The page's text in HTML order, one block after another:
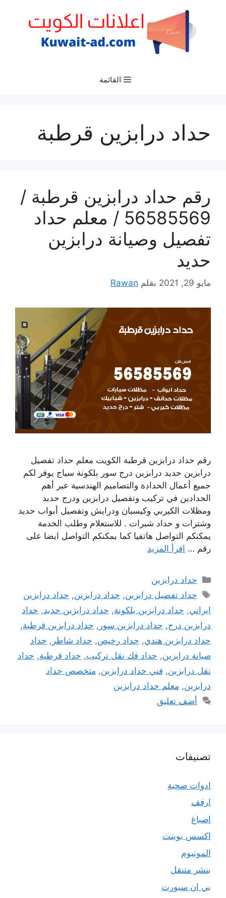
القائمة
حداد درابزين قرطبة
رقم حداد درابزين قرطبة /
56585569 / معلم حداد
تفصيل وصيانة درابزين
حديد
مايو 29, 2021 بقلم Rawan
رقم حداد درابزين قرطبة الكويت معلم حداد تفصيل
درابزين حديد درابزين درج سور بلكونة سياج يوفر لكم
جميع أعمال الحدادة والتصاميم الهندسية عبر أهم
الحدادين في تركيب وتفصيل درابزين ودرج حديد
ومظلات الكيربي وكيسبان ودرايش وتفصيل أبواب حديد
وشترات و حداد شبرات . للاستعلام وطلب الخدمة
يمكنكم التواصل هاتفيا كما يمكنكم التواصل ايضا على
رقم … اقرأ المزيد
التصنيفات
حداد درابزين
الوسوم
حداد تفصيل درابزين, حداد درابزين, حداد درابزين
ايراني, حداد درابزين بلكونة, حداد درابزين حديد, حداد
درابزين درج, حداد درابزين سور , حداد درابزين قرطبة,
حداد درابزين هندي, حداد رخيص, حداد شاطر , حداد
صيانة درابزين, حداد فك نقل تركيب, حداد قرطبة, حداد
نقل درابزين, فني حداد درابزين, متخصص حداد
درابزين, معلم حداد درابزين
أضف تعليق
تصنيفات
ادوات صحية
ارفف
اصباغ
اكسس بوينت
المونيوم
بنشر متنقل
بي ان سبورت